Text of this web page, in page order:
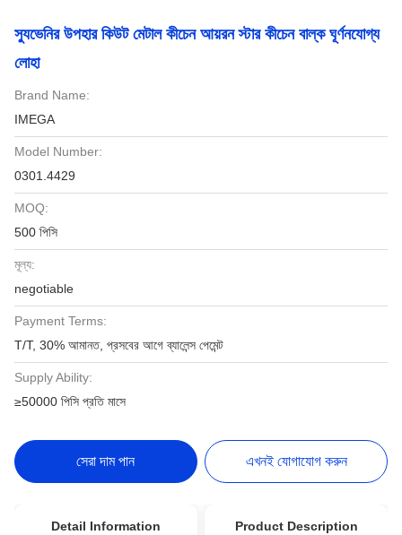
স্যুভেনির উপহার কিউট মেটাল কীচেন আয়রন স্টার কীচেন বাল্ক ঘূর্ণনযোগ্য
লোহা
Brand Name:
IMEGA
Model Number:
0301.4429
MOQ:
500 পিসি
মূল্য:
negotiable
Payment Terms:
T/T, 30% আমানত, প্রসবের আগে ব্যালেন্স পেমেন্ট
Supply Ability:
≥50000 পিসি প্রতি মাসে
সেরা দাম পান এখনই যোগাযোগ করুন
Detail Information Product Description